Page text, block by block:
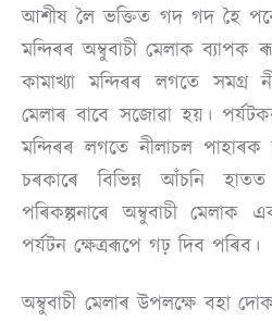
আশীষ লৈ ভক্তিত গদ গদ হৈ
মন্দিৰৰ অম্বুবাচী মেলাক ব্যাপক
কামাখ্যা মন্দিৰৰ লগতে সমগ্ৰ
মেলাৰ বাবে সজোৱা হয়।
মন্দিৰৰ লগতে নীলাচল
চৰকাৰে বিভিন্ন আঁচনি
পৰিকল্পনাৰে অম্বুবাচী মেলাক
পৰ্যটন ক্ষেত্ৰৰূপে গঢ় দিব পৰিব।
অম্বুবাচী মেলাৰ উপলক্ষে বহা